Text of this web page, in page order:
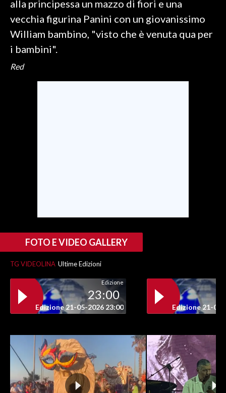
STORE
alla principessa un mazzo di fiori e una
vecchia figurina Panini con un giovanissimo
William bambino, "visto che è venuta qua per
i bambini".
Red
FOTO E VIDEO GALLERY
TG VIDEOLINA Ultime Edizioni
Edizione
23:00
Edizione 21-05-2026 23:00 Edizione 21-05-